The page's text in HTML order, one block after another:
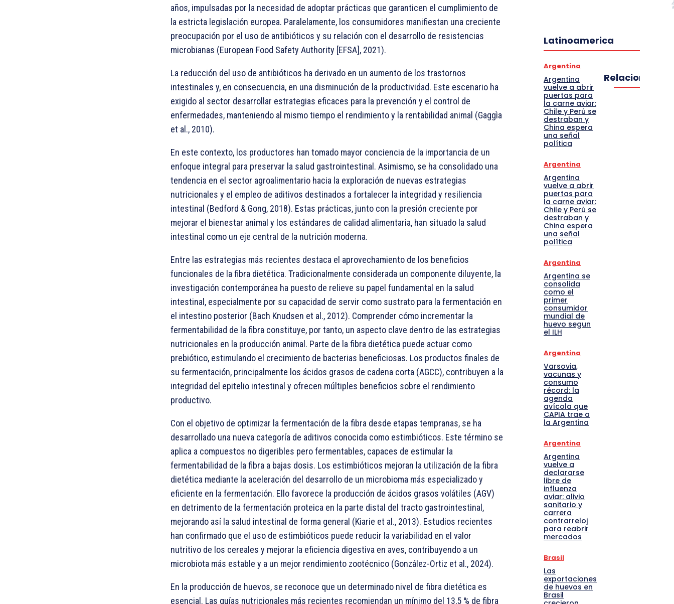
años, impulsadas por la necesidad de adoptar prácticas que garanticen el cumplimiento de
la estricta legislación europea. Paralelamente, los consumidores manifiestan una creciente
preocupación por el uso de antibióticos y su relación con el desarrollo de resistencias
microbianas (European Food Safety Authority [EFSA], 2021).
La reducción del uso de antibióticos ha derivado en un aumento de los trastornos
intestinales y, en consecuencia, en una disminución de la productividad. Este escenario ha
exigido al sector desarrollar estrategias eficaces para la prevención y el control de
enfermedades, manteniendo al mismo tiempo el rendimiento y la rentabilidad animal (Gaggìa
et al., 2010).
En este contexto, los productores han tomado mayor conciencia de la importancia de un
enfoque integral para preservar la salud gastrointestinal. Asimismo, se ha consolidado una
tendencia en el sector agroalimentario hacia la exploración de nuevas estrategias
nutricionales y el empleo de aditivos destinados a fortalecer la integridad y resiliencia
intestinal (Bedford & Gong, 2018). Estas prácticas, junto con la presión creciente por
mejorar el bienestar animal y los estándares de calidad alimentaria, han situado la salud
intestinal como un eje central de la nutrición moderna.
Entre las estrategias más recientes destaca el aprovechamiento de los beneficios
funcionales de la fibra dietética. Tradicionalmente considerada un componente diluyente, la
investigación contemporánea ha puesto de relieve su papel fundamental en la salud
intestinal, especialmente por su capacidad de servir como sustrato para la fermentación en
el intestino posterior (Bach Knudsen et al., 2012). Comprender cómo incrementar la
fermentabilidad de la fibra constituye, por tanto, un aspecto clave dentro de las estrategias
nutricionales en la producción animal. Parte de la fibra dietética puede actuar como
prebiótico, estimulando el crecimiento de bacterias beneficiosas. Los productos finales de
su fermentación, principalmente los ácidos grasos de cadena corta (AGCC), contribuyen a la
integridad del epitelio intestinal y ofrecen múltiples beneficios sobre el rendimiento
productivo.
Con el objetivo de optimizar la fermentación de la fibra desde etapas tempranas, se ha
desarrollado una nueva categoría de aditivos conocida como estimbióticos. Este término se
aplica a compuestos no digeribles pero fermentables, capaces de estimular la
fermentabilidad de la fibra a bajas dosis. Los estimbióticos mejoran la utilización de la fibra
dietética mediante la aceleración del desarrollo de un microbioma más especializado y
eficiente en la fermentación. Ello favorece la producción de ácidos grasos volátiles (AGV)
en detrimento de la fermentación proteica en la parte distal del tracto gastrointestinal,
mejorando así la salud intestinal de forma general (Kiarie et al., 2013). Estudios recientes
han confirmado que el uso de estimbióticos puede reducir la variabilidad en el valor
nutritivo de los cereales y mejorar la eficiencia digestiva en aves, contribuyendo a un
microbiota más estable y a un mejor rendimiento zootécnico (González-Ortiz et al., 2024).
En la producción de huevos, se reconoce que un determinado nivel de fibra dietética es
esencial. Las guías nutricionales más recientes recomiendan un mínimo del 13,5 % de fibra
Latinoamerica
Argentina
Argentina
vuelve a abrir
puertas para
la carne aviar:
Chile y Perú se
destraban y
China espera
una señal
política
Argentina
Argentina
vuelve a abrir
puertas para
la carne aviar:
Chile y Perú se
destraban y
China espera
una señal
política
Argentina
Argentina se
consolida
como el
primer
consumidor
mundial de
huevo segun
el ILH
Argentina
Varsovia,
vacunas y
consumo
récord: la
agenda
avícola que
CAPIA trae a
la Argentina
Argentina
Argentina
vuelve a
declararse
libre de
influenza
aviar: alivio
sanitario y
carrera
contrarreloj
para reabrir
mercados
Brasil
Las
exportaciones
de huevos en
Brasil
Relacionado